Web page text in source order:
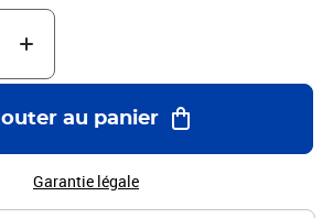
au panier
Garantie légale